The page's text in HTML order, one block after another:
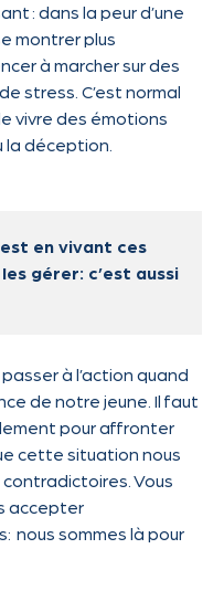
: dans la peur d’une
montrer plus
à marcher sur des
stress. C’est normal
vivre des émotions
la déception.
en vivant ces
gérer: c’est aussi
à l’action quand
de notre jeune. Il faut
pour affronter
cette situation nous
Vous
accepter
nous sommes là pour